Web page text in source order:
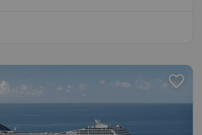
favorite